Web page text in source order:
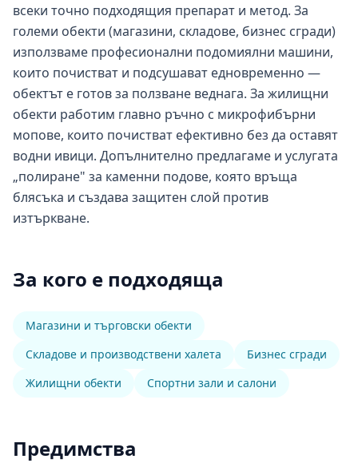
всеки точно подходящия препарат и метод. За
големи обекти (магазини, складове, бизнес сгради)
използваме професионални подомиялни машини,
които почистват и подсушават едновременно —
обектът е готов за ползване веднага. За жилищни
обекти работим главно ръчно с микрофибърни
мопове, които почистват ефективно без да оставят
водни ивици. Допълнително предлагаме и услугата
„полиране" за каменни подове, която връща
блясъка и създава защитен слой против
изтъркване.
За кого е подходяща
Магазини и търговски обекти
Складове и производствени халета
Бизнес сгради
Жилищни обекти
Спортни зали и салони
Предимства